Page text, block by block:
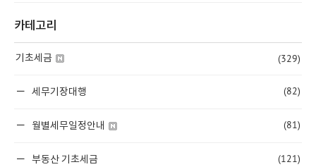
카테고리
기초세금 (329)
세무기장대행 (82)
월별세무일정안내 (81)
부동산 기초세금 (121)